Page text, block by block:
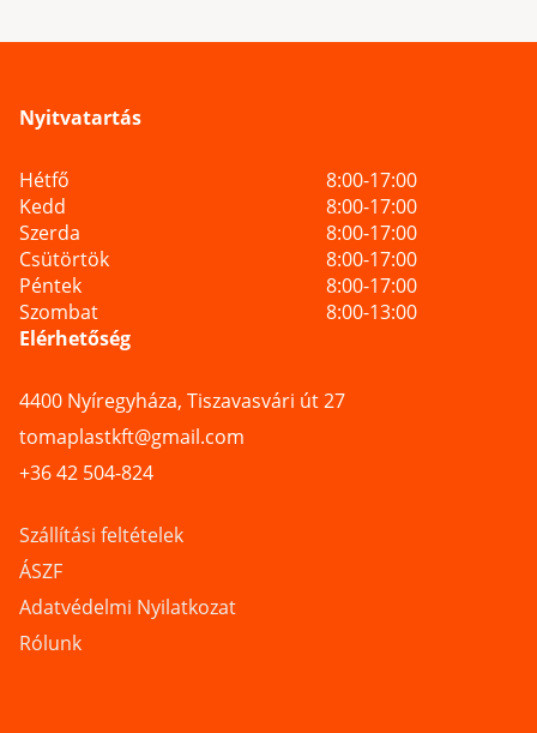
Nyitvatartás
Hétfő
8:00-17:00
Kedd
8:00-17:00
Szerda
8:00-17:00
Csütörtök
8:00-17:00
Péntek
8:00-17:00
Szombat
8:00-13:00
Elérhetőség
4400 Nyíregyháza, Tiszavasvári út 27
tomaplastkft@gmail.com
+36 42 504-824
Szállítási feltételek
ÁSZF
Adatvédelmi Nyilatkozat
Rólunk